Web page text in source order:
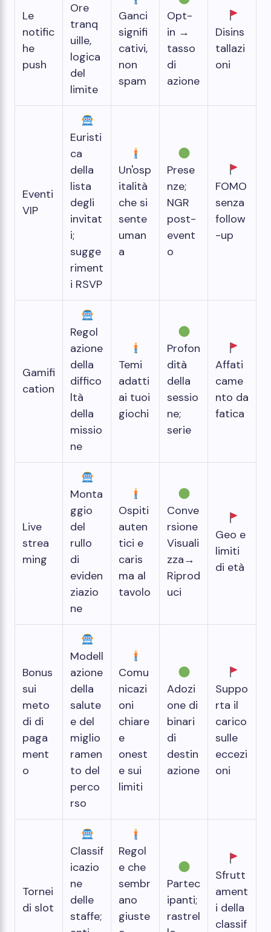
Le
notific
he
push
Ore
tranq
uille,
logica
del
limite
Ganci
signifi
cativi,
non
spam
Opt-
in →
tasso
di
azione
Disins
tallazi
oni
Eventi
VIP
Euristi
ca
della
lista
degli
invitat
i;
sugge
riment
i RSVP
Un'osp
italità
che si
sente
uman
a
Prese
nze; ​​
NGR
post-
event
o
FOMO
senza
follow
-up
Gamifi
cation
Regol
azione
della
diffico
ltà
della
missio
ne
Temi
adatti
ai tuoi
giochi
Profon
dità
della
sessio
ne;
serie
Affati
came
nto da
fatica
Live
strea
ming
Monta
ggio
del
rullo
di
eviden
ziazio
ne
Ospiti
auten
tici e
caris
ma al
tavolo
Conve
rsione
Visuali
zza→
Riprod
uci
Geo e
limiti
di età
Bonus
sui
meto
di di
paga
ment
o
Modell
azione
della
salute
e del
miglio
ramen
to del
perco
rso
Comu
nicazi
oni
chiare
e
onest
e sui
limiti
Adozi
one di
binari
di
destin
azione
Suppo
rta il
carico
sulle
eccezi
oni
Tornei
di slot
Classif
icazio
ne
delle
staffe;
Regol
e che
sembr
ano
giuste
Partec
ipanti;
rastrel
Sfrutt
ament
i della
classif